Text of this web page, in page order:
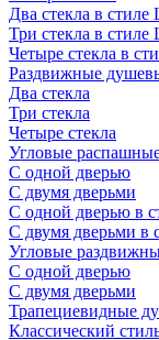
Два стекла в стиле
Три стекла в стиле
Четыре стекла в
Раздвижные
Два стекла
Три стекла
Четыре стекла
Угловые
С одной дверью
С двумя дверьми
С одной дверью в
С двумя дверьми в
Угловые
С одной дверью
С двумя дверьми
Трапециевидные
Классический